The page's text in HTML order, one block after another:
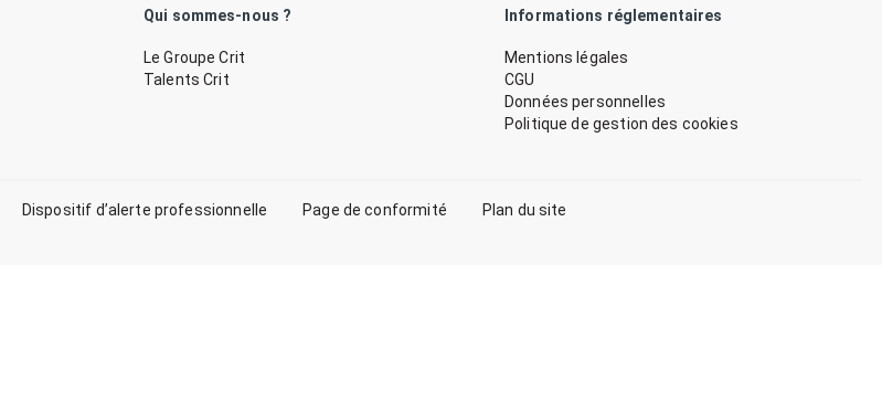
Qui sommes-nous ?
Le Groupe Crit
Talents Crit
Informations réglementaires
Mentions légales
CGU
Données personnelles
Politique de gestion des cookies
Dispositif d’alerte professionnelle Page de conformité Plan du site